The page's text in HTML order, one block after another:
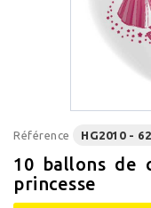
Référence HG2010 -
10 ballons de
princesse